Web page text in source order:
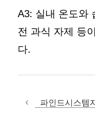
A3: 실내 온도와
전 과식 자제 등
다.
파인드시스템